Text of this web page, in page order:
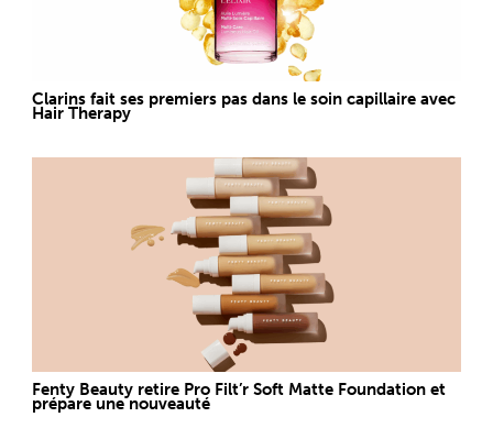
Clarins fait ses premiers pas dans le soin capillaire avec
Hair Therapy
Fenty Beauty retire Pro Filt’r Soft Matte Foundation et
prépare une nouveauté